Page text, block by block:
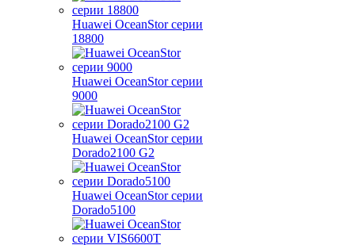
Huawei OceanStor серии
18800
Huawei OceanStor серии
9000
Huawei OceanStor серии
Dorado2100 G2
Huawei OceanStor серии
Dorado5100